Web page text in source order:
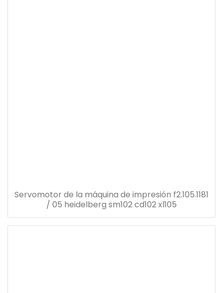
Servomotor de la máquina de impresión f2.105.1181
/ 05 heidelberg sm102 cd102 xl105